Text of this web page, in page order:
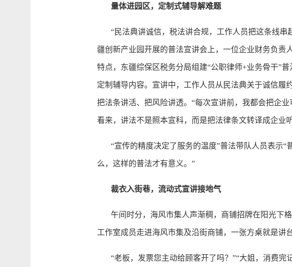
量体进园区，定制式辅导解难题
“民法典讲诚信，税法讲合规，工作人员把这条线串
疆创新产业园开展的普法宣讲会上，一位企业财务负责
特点，东疆综保区税务分局组建“公职律师+业务骨干”
定制辅导内容。宣讲中，工作人员从民法典关于诚信履
把法条讲活、把风险讲透。“每次宣讲前，我都会把企
看来，讲法不是照本宣科，而是把法律条文转译成企业
“宣传的精度决定了服务的温度”普法带队人员表示“
么，这样的普法才有意义。”
裁衣入街巷，流动式宣讲接地气
午间时分，海风市集人声渐稠，商铺招牌在阳光下
工作室成员走进海风市集及沿街商铺，一张方桌就是讲
“老板，发票您主动给顾客开了吗？”“大姐，消费完